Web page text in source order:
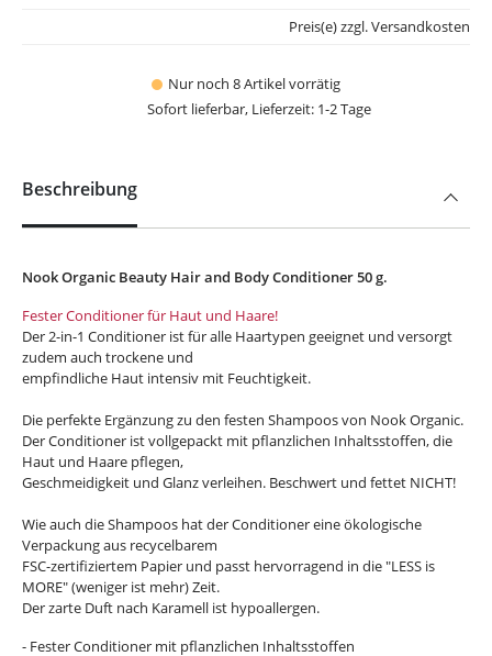
Nur noch 8 Artikel vorrätig
Sofort lieferbar, Lieferzeit: 1-2 Tage
Preis(e) zzgl. Versandkosten
Beschreibung
Nook Organic Beauty Hair and Body Conditioner 50 g.
Fester Conditioner für Haut und Haare!
Der 2-in-1 Conditioner ist für alle Haartypen geeignet und versorgt
zudem auch trockene und
empfindliche Haut intensiv mit Feuchtigkeit.
Die perfekte Ergänzung zu den festen Shampoos von Nook Organic.
Der Conditioner ist vollgepackt mit pflanzlichen Inhaltsstoffen, die
Haut und Haare pflegen,
Geschmeidigkeit und Glanz verleihen. Beschwert und fettet NICHT!
Wie auch die Shampoos hat der Conditioner eine ökologische
Verpackung aus recycelbarem
FSC-zertifiziertem Papier und passt hervorragend in die "LESS is
MORE" (weniger ist mehr) Zeit.
Der zarte Duft nach Karamell ist hypoallergen.
- Fester Conditioner mit pflanzlichen Inhaltsstoffen